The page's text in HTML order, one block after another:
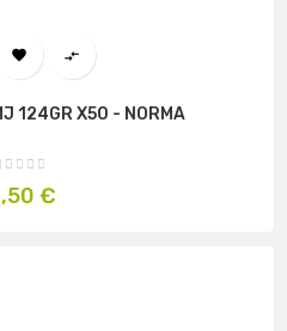
 
124GR X50 - NORMA
€